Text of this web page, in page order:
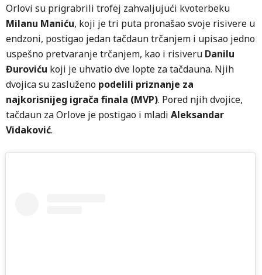
Orlovi su prigrabrili trofej zahvaljujući kvoterbeku
Milanu Maniću, koji je tri puta pronašao svoje risivere u
endzoni, postigao jedan tačdaun trčanjem i upisao jedno
uspešno pretvaranje trčanjem, kao i risiveru Danilu
Đuroviću koji je uhvatio dve lopte za tačdauna. Njih
dvojica su zasluženo podelili priznanje za
najkorisnijeg igrača finala (MVP). Pored njih dvojice,
tačdaun za Orlove je postigao i mladi Aleksandar
Vidaković.